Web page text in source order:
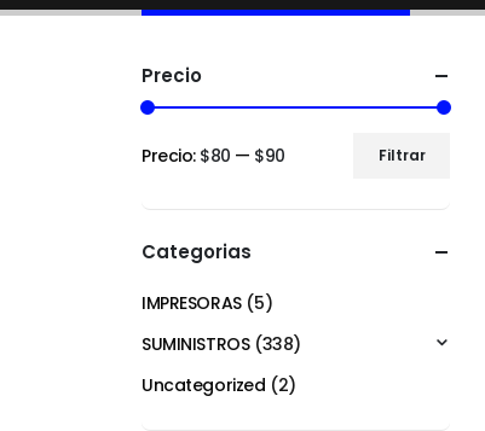
Precio
Filtrar
Precio: $80 — $90
Categorias
IMPRESORAS (5)
SUMINISTROS (338)
Uncategorized (2)